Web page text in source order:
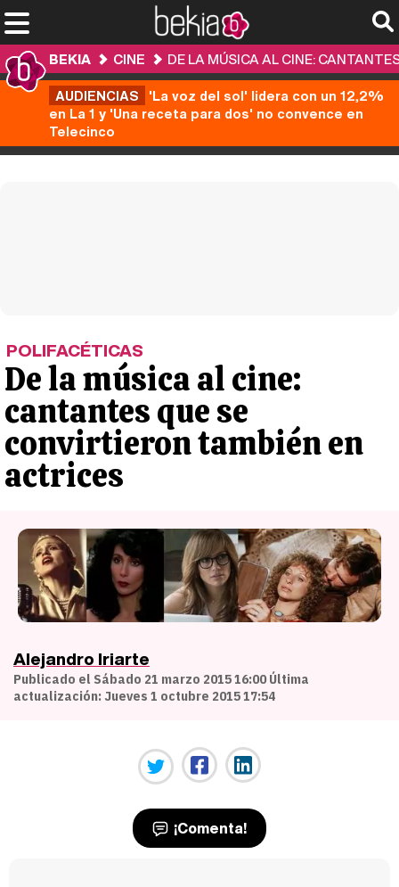
BEKIA CINE
DE LA MÚSICA AL CINE:
AUDIENCIAS 'La voz del sol' lidera con un 12,2%
en La 1 y 'Una receta para dos' no convence en
Telecinco
POLIFACÉTICAS
De la música al cine:
cantantes que se
convirtieron también en
actrices
Alejandro Iriarte
Publicado el Sábado 21 marzo 2015 16:00 Última
actualización: Jueves 1 octubre 2015 17:54
¡Comenta!